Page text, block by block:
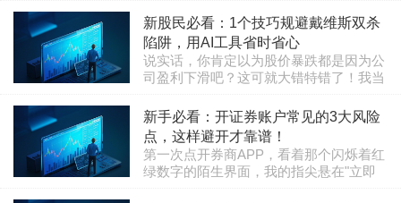
啊，像装修新房备料，快则个把月，慢起
来拖两三个月也不稀奇。这时候公司要
保..
聊我炒股5年总结的换手率用法——这个
藏在K线背后的主力语言，帮我躲过不少
坑。上周三我就被上了一课。某赛道龙头
股突然量能萎缩，换手率从前天的8%骤
降到2%，我心说不对劲赶紧减仓。嘿，
这就是换手率给我的警示信号。说实话，
很多散户只盯着涨跌幅，却忽略了这个最
关键..
新股民必看：1个技巧规避戴维斯双杀
陷阱，用AI工具省时省心
说实话，你肯定以为股价暴跌都是因为公
司盈利下滑吧？这可就大错特错了！我当
头栽进坑里，损失惨重。今天，我就来揭
秘这个害人不浅的陷阱——“戴维斯双
杀”，它到底是什么鬼玩意儿？ 你猜怎么
着？戴维斯双杀，说白了就是双重打击：
公司盈利下滑，加上市场给它的估值也跟
新手必看：开证券账户常见的3大风险
点，这样避开才靠谱！
第一次点开券商APP，看着那个闪烁着红
绿数字的陌生界面，我的指尖悬在"立即